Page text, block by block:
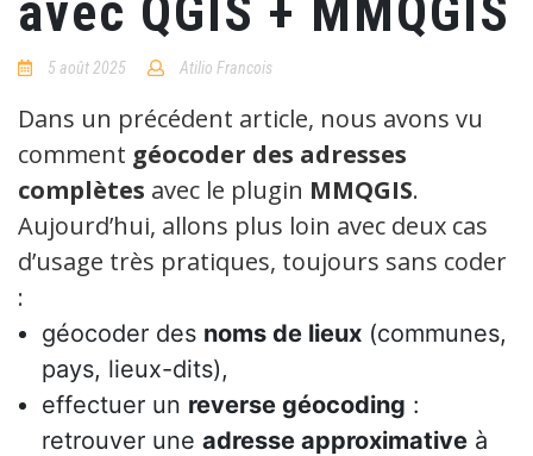
avec QGIS + MMQGIS
5 août 2025 Atilio Francois
Dans un précédent article, nous avons vu
comment géocoder des adresses
complètes avec le plugin MMQGIS.
Aujourd’hui, allons plus loin avec deux cas
d’usage très pratiques, toujours sans coder
:
géocoder des noms de lieux (communes,
pays, lieux-dits),
effectuer un reverse géocoding :
retrouver une adresse approximative à